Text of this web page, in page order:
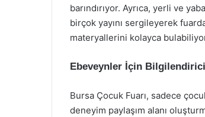
barındırıyor. Ayrıca, yerli ve
birçok yayını sergileyerek
materyallerini kolayca
Ebeveynler İçin
Bursa Çocuk Fuarı, sadece
deneyim paylaşım alanı